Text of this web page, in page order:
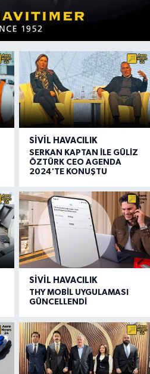
SIVIL HAVACILIK
SERKAN KAPTAN İLE GÜLİZ
ÖZTÜRK CEO AGENDA
2024'TE KONUŞTU
SIVIL HAVACILIK
THY MOBİL UYGULAMASI
GÜNCELLENDİ